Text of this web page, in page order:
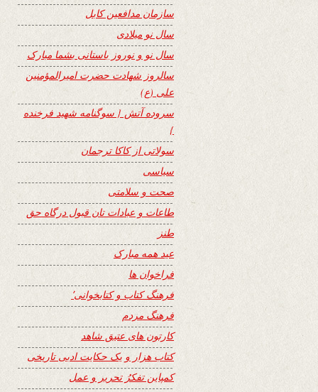
سازمان مدافعین کابل
سال نو میلادی
سال نو و نوروز باستانی بشما مبارک
سالروز شهادت حضرت امیرالمؤمنین
علی (ع)
سروده آتش { سوگنامه شهید فرخنده
}
سولاتی از کاکا ترجمان
سیاسی
صحت و سلامتی
طاعات و عبادات تان قبول درگاه حق
طنز
عید همه مبارک
فراخوان ها
فرهنگ کتاب و کتابخوانی٬
فرهنگ مردم
کارتون های عتیق شاهد
کتاب هزار و یک حکایت ادبی تاریخی
کمپاین تفکرُ تحریر و عمل